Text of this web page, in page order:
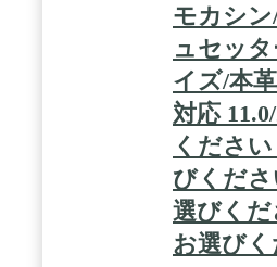
モカシ
ュセッ
イズ/本
対応
くださ
びくださ
選びくだ
お選び